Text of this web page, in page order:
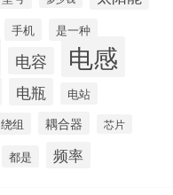
手机 是一种
电容 电感
电瓶 电站
绕组 耦合器 芯片
都是 频率